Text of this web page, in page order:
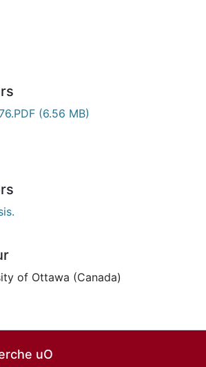
(6.56 MB)
of Ottawa (Canada)
uO